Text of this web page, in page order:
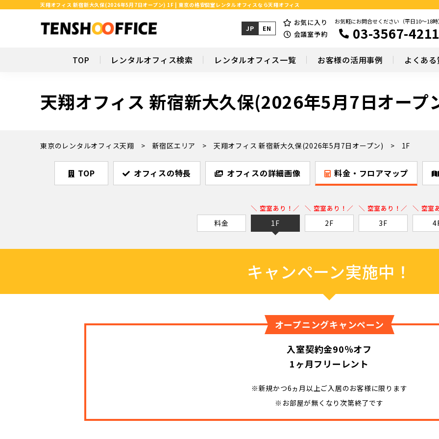
天翔オフィス 新宿新大久保(2026年5月7日オープン) 1F | 東京の格安個室レンタルオフィスなら天翔オフィス
JP EN
お気に入り
会議室予約
お気軽にお問合せください（平日10～18
03-3567-
TOP レンタルオフィス検索 レンタルオフィス一覧 お客様の活用事例 よくあ
天翔オフィス 新宿新大久保(2026年5月7日オープ
東京のレンタルオフィス天翔 新宿区エリア 天翔オフィス 新宿新大久保(2026年5月7日オープン) 1F
TOP オフィスの特長 オフィスの詳細画像 料金・フロアマップ
料金
＼ 空室あり！／
1F
＼ 空室あり！／
2F
＼ 空室あり！／
3F
＼ 空室
キャンペーン実施中！
オープニングキャンペーン
入室契約金90％オフ
1ヶ月フリーレント
※新規かつ6ヵ月以上ご入居のお客様に限ります
※お部屋が無くなり次第終了です